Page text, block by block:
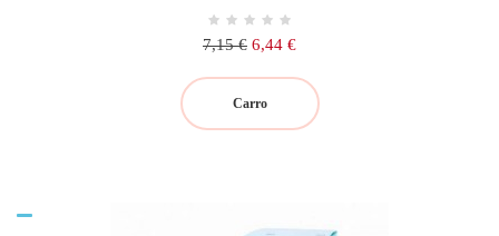
Precio
7,15 € Precio
6,44 €
Carro